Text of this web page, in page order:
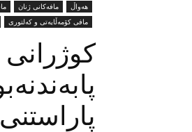
هەواڵ مافەکانی ژنان
مافی کۆمەڵایەتی و کەلتوری